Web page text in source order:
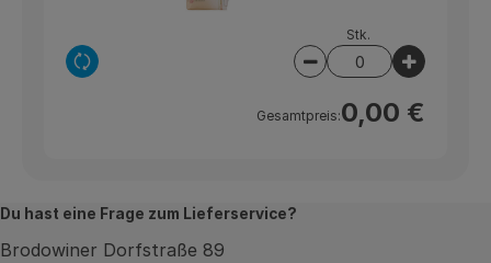
Auswahl ändern
Stk.
Artikelanzahl
Gesamtpreis:0,00 €
Du hast eine Frage zum Lieferservice?
Brodowiner Dorfstraße 89